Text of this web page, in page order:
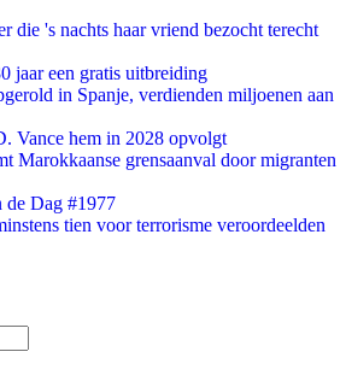
die 's nachts haar vriend bezocht terecht
jaar een gratis uitbreiding
in Spanje, verdienden miljoenen aan
Vance hem in 2028 opvolgt
Marokkaanse grensaanval door migranten
de Dag #1977
tien voor terrorisme veroordeelden